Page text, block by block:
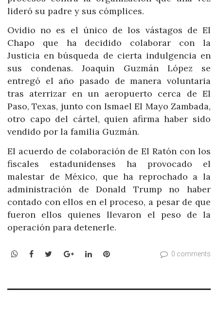
lideró su padre y sus cómplices.
Ovidio no es el único de los vástagos de El
Chapo que ha decidido colaborar con la
Justicia en búsqueda de cierta indulgencia en
sus condenas. Joaquín Guzmán López se
entregó el año pasado de manera voluntaria
tras aterrizar en un aeropuerto cerca de El
Paso, Texas, junto con Ismael El Mayo Zambada,
otro capo del cártel, quien afirma haber sido
vendido por la familia Guzmán.
El acuerdo de colaboración de El Ratón con los
fiscales estadunidenses ha provocado el
malestar de México, que ha reprochado a la
administración de Donald Trump no haber
contado con ellos en el proceso, a pesar de que
fueron ellos quienes llevaron el peso de la
operación para detenerle.
WhatsApp
Facebook
TwitterGoogle+LinkedInPinterest 0 comments